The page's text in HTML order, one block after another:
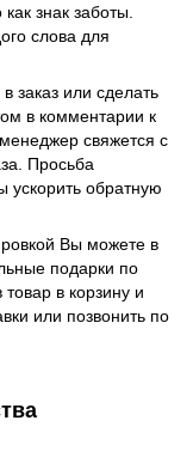
знак заботы.
слова для
заказ или сделать
в комментарии к
свяжется с
Просьба
ускорить обратную
Вы можете в
подарки по
в корзину и
или позвонить по